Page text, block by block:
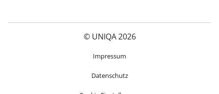
© UNIQA 2026
Impressum
Datenschutz